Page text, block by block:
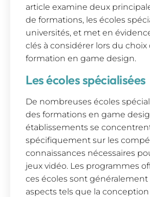
article examine deux
de formations, les écoles
universités, et met en
clés à considérer lors du choix
formation en game design.
Les écoles spécialisées
De nombreuses écoles
des formations en game
établissements se
spécifiquement sur les
connaissances nécessaires
jeux vidéo. Les programmes
ces écoles sont généralement
aspects tels que la conception